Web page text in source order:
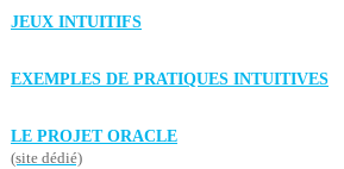
JEUX INTUITIFS
EXEMPLES DE PRATIQUES INTUITIVES
LE PROJET ORACLE
(site dédié)